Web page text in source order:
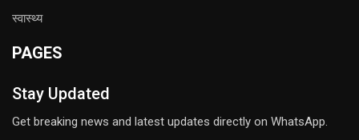
स्वास्थ्य
PAGES
Stay Updated
Get breaking news and latest updates directly on WhatsApp.